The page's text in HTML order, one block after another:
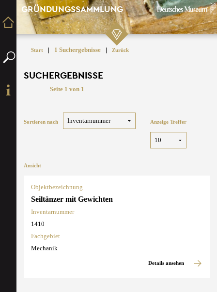
GRÜNDUNGSSAMMLUNG
Start | 1 Suchergebnisse | Zurück
SUCHERGEBNISSE
Seite 1 von 1
Sortieren nach Anzeige Treffer
Ansicht
Objektbezeichnung
Seiltänzer mit Gewichten
Inventarnummer
1410
Fachgebiet
Mechanik
Details ansehen